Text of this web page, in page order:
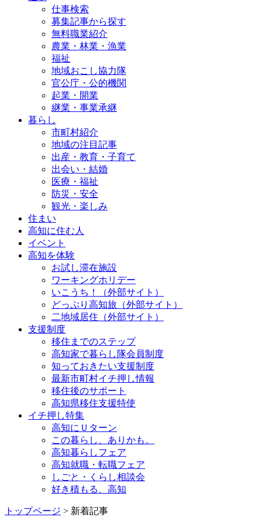
仕事検索
募集記事から探す
無料職業紹介
農業・林業・漁業
福祉
地域おこし協力隊
官公庁・公的機関
起業・開業
継業・事業承継
暮らし
市町村紹介
地域の注目記事
出産・教育・子育て
出会い・結婚
医療・福祉
防災・安全
観光・楽しみ
住まい
高知に住む人
イベント
高知を体験
お試し滞在施設
ワーキングホリデー
いこうち！（外部サイト）
どっぷり高知旅（外部サイト）
二地域居住（外部サイト）
支援制度
移住までのステップ
高知家で暮らし隊会員制度
知っておきたい支援制度
最新市町村イチ押し情報
移住後のサポート
高知県移住支援特使
イチ押し特集
高知にＵターン
この暮らし、ありかも。
高知暮らしフェア
高知就職・転職フェア
しごと・くらし相談会
好き積もる、高知
トップページ > 新着記事